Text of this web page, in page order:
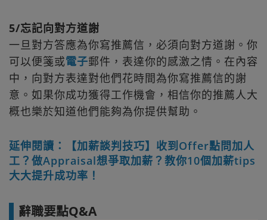
5/忘記向對方道謝
一旦對方答應為你寫推薦信，必須向對方道謝。你
可以便箋或電子郵件，表達你的感激之情。在內容
中，向對方表達對他們花時間為你寫推薦信的謝
意。如果你成功獲得工作機會，相信你的推薦人大
概也樂於知道他們能夠為你提供幫助。
延伸閱讀：【加薪談判技巧】收到Offer點問加人
工？做Appraisal想爭取加薪？教你10個加薪tips
大大提升成功率！
辭職要點Q&A